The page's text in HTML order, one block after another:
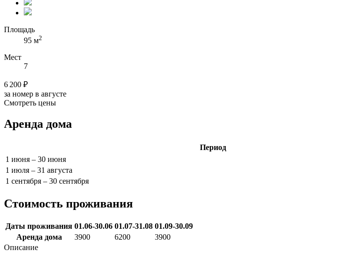
Площадь
95 м2
Мест
7
6 200 ₽
за номер в августе
Смотреть цены
Аренда дома
Период
1 июня – 30 июня
1 июля – 31 августа
1 сентября – 30 сентября
Стоимость проживания
Даты проживания 01.06-30.06 01.07-31.08 01.09-30.09
Аренда дома
3900 6200
3900
Описание